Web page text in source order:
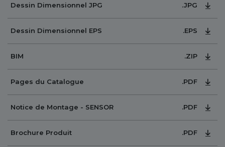
Dessin Dimensionnel JPG .JPG
Dessin Dimensionnel EPS .EPS
BIM .ZIP
Pages du Catalogue .PDF
Notice de Montage - SENSOR .PDF
Brochure Produit .PDF